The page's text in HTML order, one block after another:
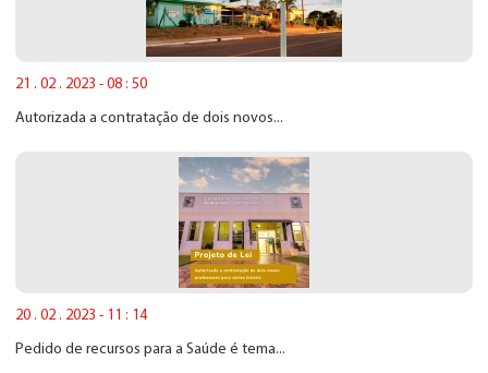
21 . 02 . 2023 - 08 : 50
Autorizada a contratação de dois novos...
20 . 02 . 2023 - 11 : 14
Pedido de recursos para a Saúde é tema...